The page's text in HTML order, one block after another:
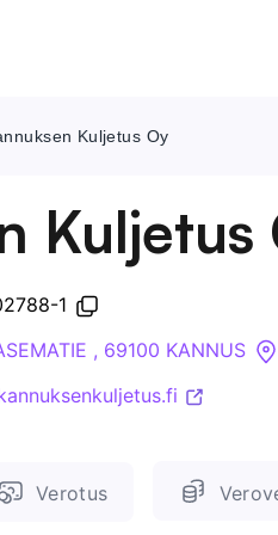
Kuljetus Oy
Kuljetus
1
, 69100 KANNUS
Verotus